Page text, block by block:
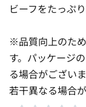
ビーフをたっぷ
※品質向上のた
す。パッケージ
る場合がござい
若干異なる場合